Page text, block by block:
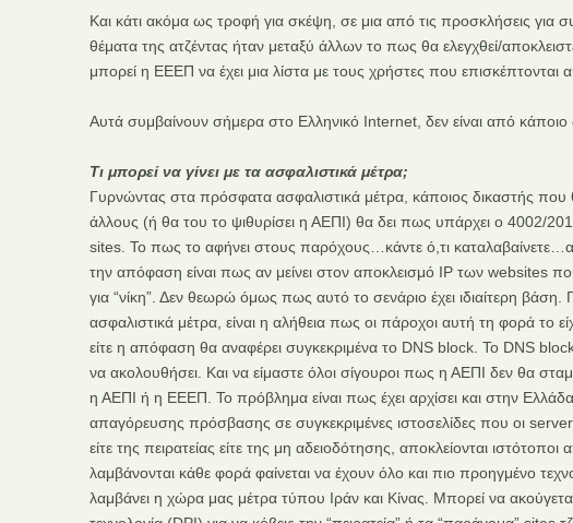
Και κάτι ακόμα ως τροφή για σκέψη, σε μια από τις προσκλήσεις
θέματα της ατζέντας ήταν μεταξύ άλλων το πως θα ελεγχθεί/
μπορεί η ΕΕΕΠ να έχει μια λίστα με τους χρήστες που επισκέπτονται
Αυτά συμβαίνουν σήμερα στο Ελληνικό Internet, δεν είναι από
Τι μπορεί να γίνει με τα ασφαλιστικά μέτρα;
Γυρνώντας στα πρόσφατα ασφαλιστικά μέτρα, κάποιος δικαστής που
άλλους (ή θα του το ψιθυρίσει η ΑΕΠΙ) θα δει πως υπάρχει ο 4002/
sites. Το πως το αφήνει στους παρόχους…κάντε ό,τι
την απόφαση είναι πως αν μείνει στον αποκλεισμό IP των websites
για “νίκη”. Δεν θεωρώ όμως πως αυτό το σενάριο έχει ιδιαίτερη βάση.
ασφαλιστικά μέτρα, είναι η αλήθεια πως οι πάροχοι αυτή τη φορά
είτε η απόφαση θα αναφέρει συγκεκριμένα το DNS block. Το DNS
να ακολουθήσει. Και να είμαστε όλοι σίγουροι πως η ΑΕΠΙ δεν θα
η ΑΕΠΙ ή η ΕΕΕΠ. Το πρόβλημα είναι πως έχει αρχίσει και στην
απαγόρευσης πρόσβασης σε συγκεκριμένες ιστοσελίδες που οι
είτε της πειρατείας είτε της μη αδειοδότησης, αποκλείονται
λαμβάνονται κάθε φορά φαίνεται να έχουν όλο και πιο προηγμένο
λαμβάνει η χώρα μας μέτρα τύπου Ιράν και Κίνας. Μπορεί να